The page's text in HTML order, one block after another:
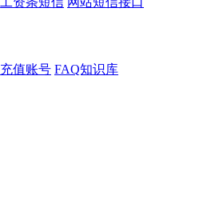
充值账号 FAQ知识库